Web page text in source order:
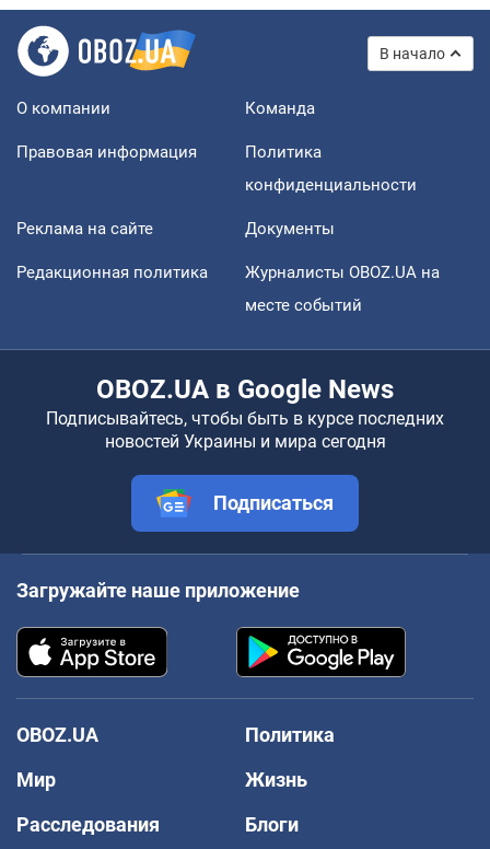
В начало
О компании Команда
Правовая информация
Политика
конфиденциальности
Реклама на сайте Документы
Редакционная политика
Журналисты OBOZ.UA на
месте событий
OBOZ.UA в Google News
Подписывайтесь, чтобы быть в курсе последних
новостей Украины и мира сегодня
Подписаться
Загружайте наше приложение
OBOZ.UA
Политика
Мир
Жизнь
Расследования
Блоги